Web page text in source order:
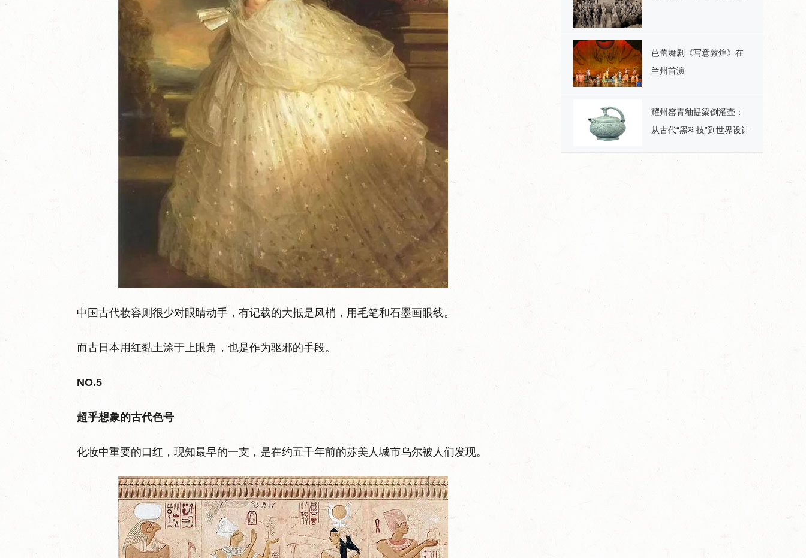
中国古代妆容则很少对眼睛动手，有记载的大抵是凤梢，用毛笔和石墨画眼线。
而古日本用红黏土涂于上眼角，也是作为驱邪的手段。
NO.5
超乎想象的古代色号
化妆中重要的口红，现知最早的一支，是在约五千年前的苏美人城市乌尔被人们发现。
芭蕾舞剧《写意敦煌》在
兰州首演
耀州窑青釉提梁倒灌壶：
从古代“黑科技”到世界设计